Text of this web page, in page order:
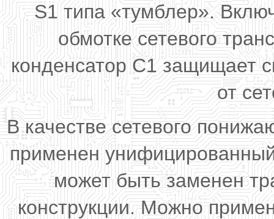
S1 типа «тумблер».
обмотке сетевого
конденсатор С1 защищает
от
В качестве сетевого
применен
может быть заменен
конструкции. Можно